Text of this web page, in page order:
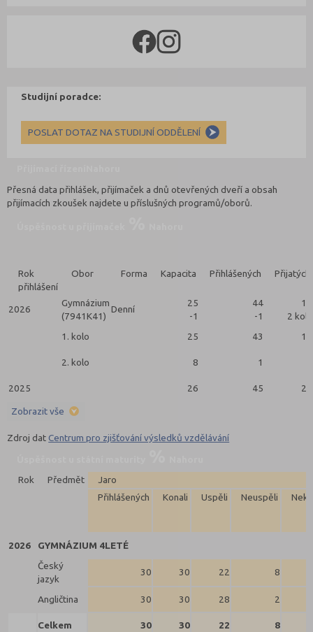
Studijní poradce:
POSLAT DOTAZ NA STUDIJNÍ ODDĚLENÍ
Přesná data přihlášek, přijímaček a dnů otevřených dveří a obsah
přijímacích zkoušek najdete u příslušných programů/oborů.
Rok
přihlášení
Obor Forma Kapacita Přihlášených Přijatých
2026
Gymnázium
(7941K41)
Denní
25
-1
44
-1
16
2 kola
1. kolo
25 43 15
2. kolo 8 1
2025 26 45 23
Zobrazit vše
Zdroj datCentrum pro zjišťování výsledků vzdělávání
Rok
Předmět
Jaro
Přihlášených
Konali Uspěli Neuspěli
2026
GYMNÁZIUM 4LETÉ
Český
jazyk
30 30 22 8
Angličtina 30 30 28 2
Celkem 30 30 22 8